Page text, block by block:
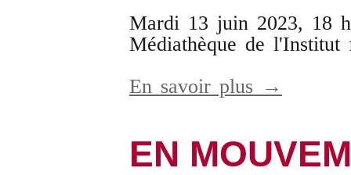
Mardi 13 juin 2023, 18 h
Médiathèque de l'Institut
En savoir plus →
EN